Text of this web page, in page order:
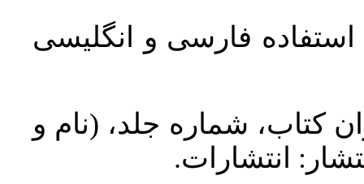
استفاده فارسی و انگلیسی
کتاب، شماره جلد، (نام و
انتشارات.